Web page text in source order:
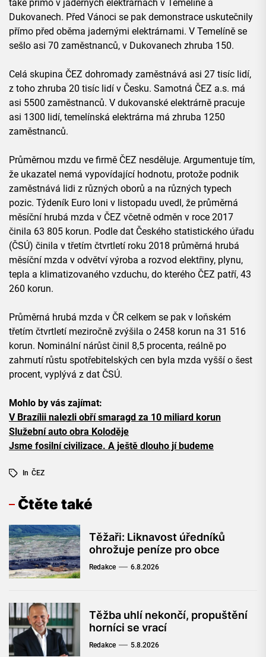
také přímo v jaderných elektrárnách v Temelíně a
Dukovanech. Před Vánoci se pak demonstrace uskutečnily
přímo před oběma jadernými elektrárnami. V Temelíně se
sešlo asi 70 zaměstnanců, v Dukovanech zhruba 150.
Celá skupina ČEZ dohromady zaměstnává asi 27 tisíc lidí,
z toho zhruba 20 tisíc lidí v Česku. Samotná ČEZ a.s. má
asi 5500 zaměstnanců. V dukovanské elektrárně pracuje
asi 1300 lidí, temelínská elektrárna má zhruba 1250
zaměstnanců.
Průměrnou mzdu ve firmě ČEZ nesděluje. Argumentuje tím,
že ukazatel nemá vypovídající hodnotu, protože podnik
zaměstnává lidi z různých oborů a na různých typech
pozic. Týdeník Euro loni v listopadu uvedl, že průměrná
měsíční hrubá mzda v ČEZ včetně odměn v roce 2017
činila 63 805 korun. Podle dat Českého statistického úřadu
(ČSÚ) činila v třetím čtvrtletí roku 2018 průměrná hrubá
měsíční mzda v odvětví výroba a rozvod elektřiny, plynu,
tepla a klimatizovaného vzduchu, do kterého ČEZ patří, 43
260 korun.
Průměrná hrubá mzda v ČR celkem se pak v loňském
třetím čtvrtletí meziročně zvýšila o 2458 korun na 31 516
korun. Nominální nárůst činil 8,5 procenta, reálně po
zahrnutí růstu spotřebitelských cen byla mzda vyšší o šest
procent, vyplývá z dat ČSÚ.
Mohlo by vás zajímat:
V Brazílii nalezli obří smaragd za 10 miliard korun
Služební auto obra Koloděje
Jsme fosilní civilizace. A ještě dlouho jí budeme
In ČEZ
Čtěte také
Těžaři: Liknavost úředníků
ohrožuje peníze pro obce
Redakce 6.8.2026
Těžba uhlí nekončí, propuštění
horníci se vrací
Redakce 5.8.2026